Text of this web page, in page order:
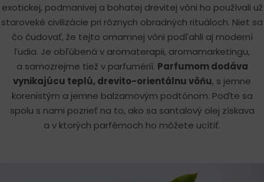
exotickej, podmanivej a bohatej drevitej vôni ho používali už
staroveké civilizácie pri rôznych obradných rituáloch. Niet sa
čo čudovať, že tejto omamnej vôni podľahli aj moderní
ľudia. Je obľúbená v aromaterapii, aromamarketingu,
a samozrejme tiež v parfumérií. Parfumom dodáva
vynikajúcu teplú, drevito-orientálnu vôňu, s jemne
korenistým a jemne balzamovým podtónom. Poďte sa
spolu s nami pozrieť na to, ako sa santalový olej získava
a v ktorých parfémoch ho môžete ucítiť.